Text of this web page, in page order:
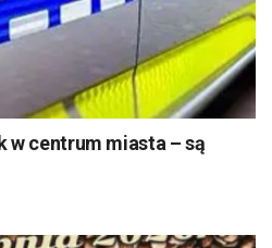
w centrum miasta – są